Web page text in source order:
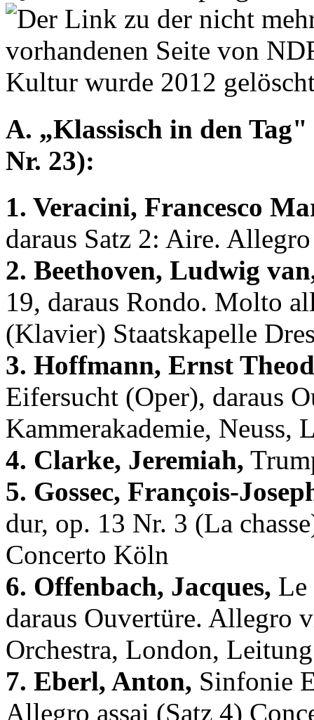
A. „Klassisch in den
Nr. 23):
1. Veracini, Francesco
daraus Satz 2: Aire.
2. Beethoven, Ludwig
19, daraus Rondo. Molto
(Klavier) Staatskapelle
3. Hoffmann, Ernst
Eifersucht (Oper), daraus
Kammerakademie, Neuss,
4. Clarke, Jeremiah,
5. Gossec, François-
dur, op. 13 Nr. 3 (La
Concerto Köln
6. Offenbach, Jacques, Le
daraus Ouvertüre. Allegro
Orchestra, London,
7. Eberl, Anton, Sinfonie
Allegro assai (Satz 4)